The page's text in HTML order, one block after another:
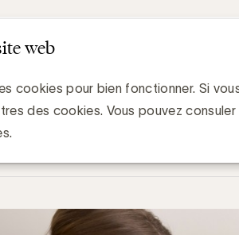
lance le Mois de la
Knowledge Manager
web
cookies pour bien fonctionner. Si
des cookies. Vous pouvez